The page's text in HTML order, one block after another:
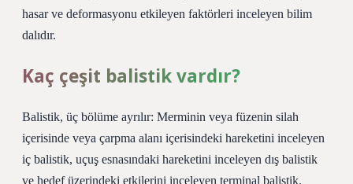
hasar ve deformasyonu etkileyen faktörleri inceleyen bilim
dalıdır.
Kaç çeşit balistik vardır?
Balistik, üç bölüme ayrılır: Merminin veya füzenin silah
içerisinde veya çarpma alanı içerisindeki hareketini inceleyen
iç balistik, uçuş esnasındaki hareketini inceleyen dış balistik
ve hedef üzerindeki etkilerini inceleyen terminal balistik.